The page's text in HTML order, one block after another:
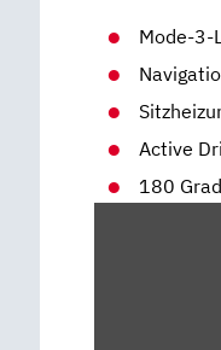
Mode-3-
Active
180